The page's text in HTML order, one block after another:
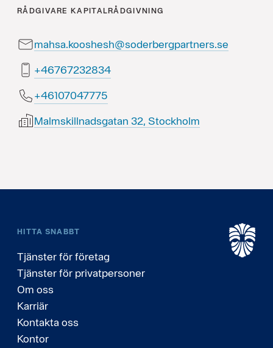
RÅDGIVARE KAPITALRÅDGIVNING
mahsa.kooshesh@soderbergpartners.se
43823276764+
57774070164+
Malmskillnadsgatan 32, Stockholm
HITTA SNABBT
Tjänster för företag
Tjänster för privatpersoner
Om oss
Karriär
Kontakta oss
Kontor